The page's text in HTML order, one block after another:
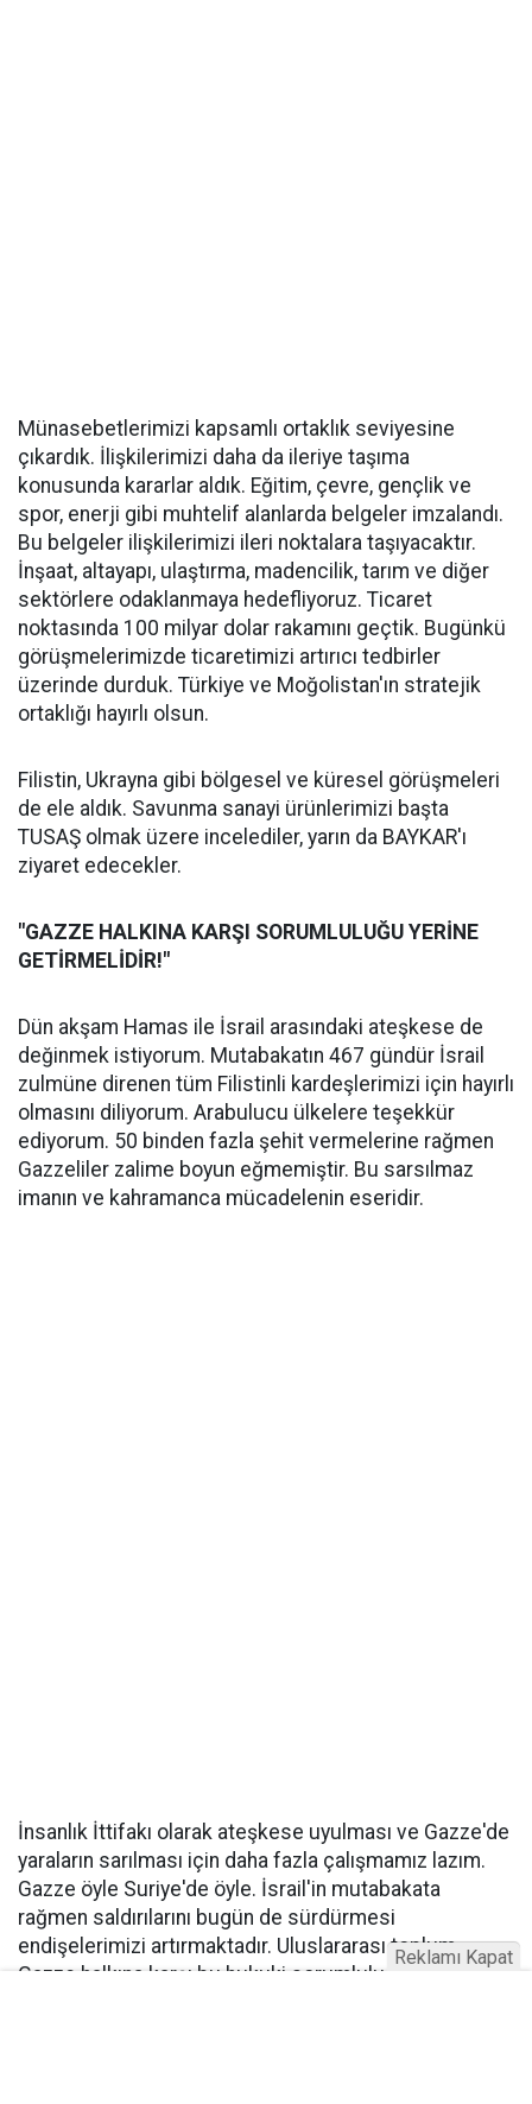
Münasebetlerimizi kapsamlı ortaklık seviyesine
çıkardık. İlişkilerimizi daha da ileriye taşıma
konusunda kararlar aldık. Eğitim, çevre, gençlik ve
spor, enerji gibi muhtelif alanlarda belgeler imzalandı.
Bu belgeler ilişkilerimizi ileri noktalara taşıyacaktır.
İnşaat, altayapı, ulaştırma, madencilik, tarım ve diğer
sektörlere odaklanmaya hedefliyoruz. Ticaret
noktasında 100 milyar dolar rakamını geçtik. Bugünkü
görüşmelerimizde ticaretimizi artırıcı tedbirler
üzerinde durduk. Türkiye ve Moğolistan'ın stratejik
ortaklığı hayırlı olsun.
Filistin, Ukrayna gibi bölgesel ve küresel görüşmeleri
de ele aldık. Savunma sanayi ürünlerimizi başta
TUSAŞ olmak üzere incelediler, yarın da BAYKAR'ı
ziyaret edecekler.
"GAZZE HALKINA KARŞI SORUMLULUĞU YERİNE
GETİRMELİDİR!"
Dün akşam Hamas ile İsrail arasındaki ateşkese de
değinmek istiyorum. Mutabakatın 467 gündür İsrail
zulmüne direnen tüm Filistinli kardeşlerimizi için hayırlı
olmasını diliyorum. Arabulucu ülkelere teşekkür
ediyorum. 50 binden fazla şehit vermelerine rağmen
Gazzeliler zalime boyun eğmemiştir. Bu sarsılmaz
imanın ve kahramanca mücadelenin eseridir.
İnsanlık İttifakı olarak ateşkese uyulması ve Gazze'de
yaraların sarılması için daha fazla çalışmamız lazım.
Gazze öyle Suriye'de öyle. İsrail'in mutabakata
rağmen saldırılarını bugün de sürdürmesi
endişelerimizi artırmaktadır. Uluslararası toplum
Gazze halkına karşı bu hukuki sorumluluğu yerine
Reklamı Kapat